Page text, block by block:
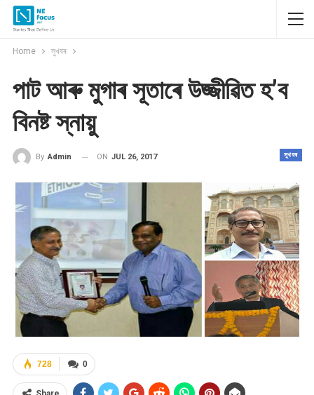
Home সুখবৰ
পাট আৰু মুগাৰ সূতাৰে উজ্জীৱিত হ’ব
বিনষ্ট স্নায়ু
সুখবৰ
By Admin ON JUL 26, 2017
0
728